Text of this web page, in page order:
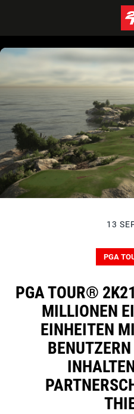
13
PGA
PGA TOUR®
MILLIONEN
EINHEITEN